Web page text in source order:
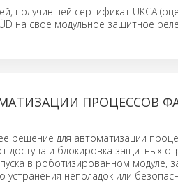
получившей сертификат UKCA
на свое модульное защитное
ПРОЦЕССОВ
решение для автоматизации
доступа и блокировка защитных
в роботизированном модуле,
устранения неполадок или